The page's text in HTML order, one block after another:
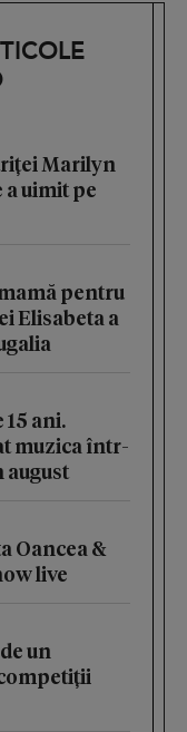
Marilyn
uimit pe
pentru
Elisabeta a
ani.
muzica într-
august
Oancea &
live
un